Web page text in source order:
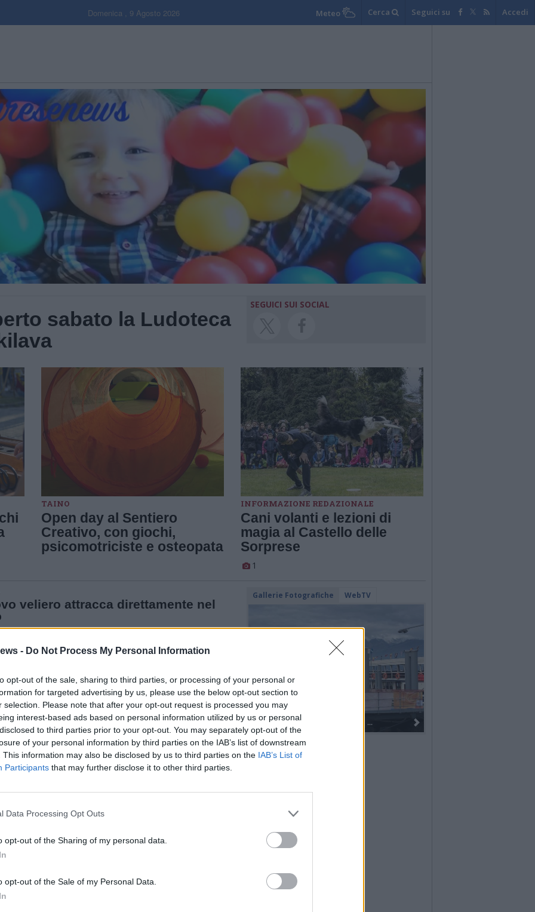
- Do Not Process My Personal Information
opt-out of the sale, sharing to third parties, or processing of your personal or
for targeted advertising by us, please use the below opt-out section to
selection. Please note that after your opt-out request is processed you may
interest-based ads based on personal information utilized by us or personal
to third parties prior to your opt-out. You may separately opt-out of the
of your personal information by third parties on the IAB’s list of downstream
This information may also be disclosed by us to third parties on the IAB’s List of
Participants that may further disclose it to other third parties.
Data Processing Opt Outs
opt-out of the Sharing of my personal data.
opt-out of the Sale of my Personal Data.
Domenica , 9 Agosto 2026 Meteo Cerca Seguici su Accedi
sabato la Ludoteca
SEGUICI SUI SOCIAL
TAINO
Open day al Sentiero
Creativo, con giochi,
psicomotriciste e osteopata
INFORMAZIONE REDAZIONALE
Cani volanti e lezioni di
magia al Castello delle
Sorprese
1
veliero attracca direttamente nel
nell’area verde sul Lungo Lago che si prepara ad ospitare
REDAZIONALE
delle fiabe esiste: è al Castello delle
settimana di aprile il Castello delle Sorprese offre a bambini e
giochi, magie, concerti e una missione: svegliare la
con un bacio
e caldarroste
promosso dall’associazione “Il Nocciolo”, per bambini
per riscoprire il gioco in scatola
Luino e lo segnala una organizzazione molto speciale: la
Gallerie Fotografiche WebTV
Dall’oro alla fiaccola: ... I 100 anni del Corpo Musicale di